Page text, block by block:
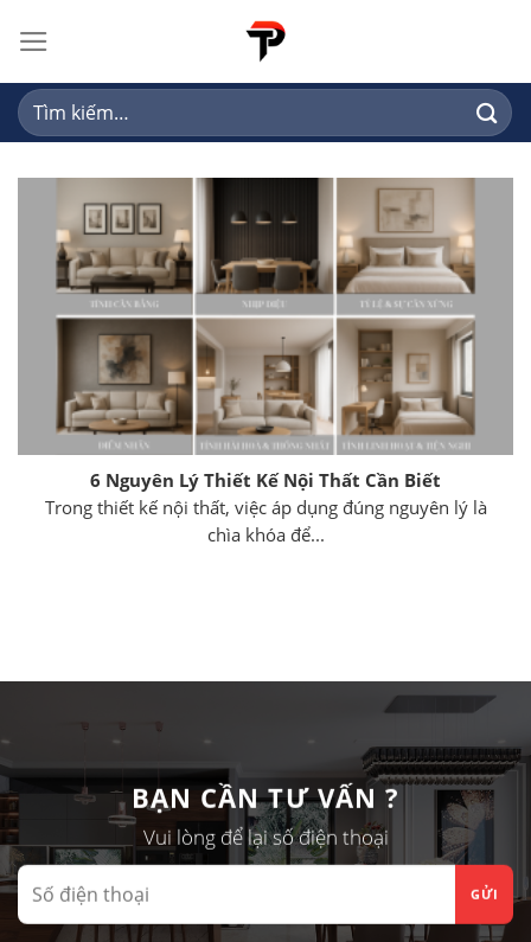
content
Tìm
kiếm:
6 Nguyên Lý Thiết Kế Nội Thất Cần Biết
Trong thiết kế nội thất, việc áp dụng đúng nguyên lý là
chìa khóa để...
BẠN CẦN TƯ VẤN ?
Vui lòng để lại số điện thoại